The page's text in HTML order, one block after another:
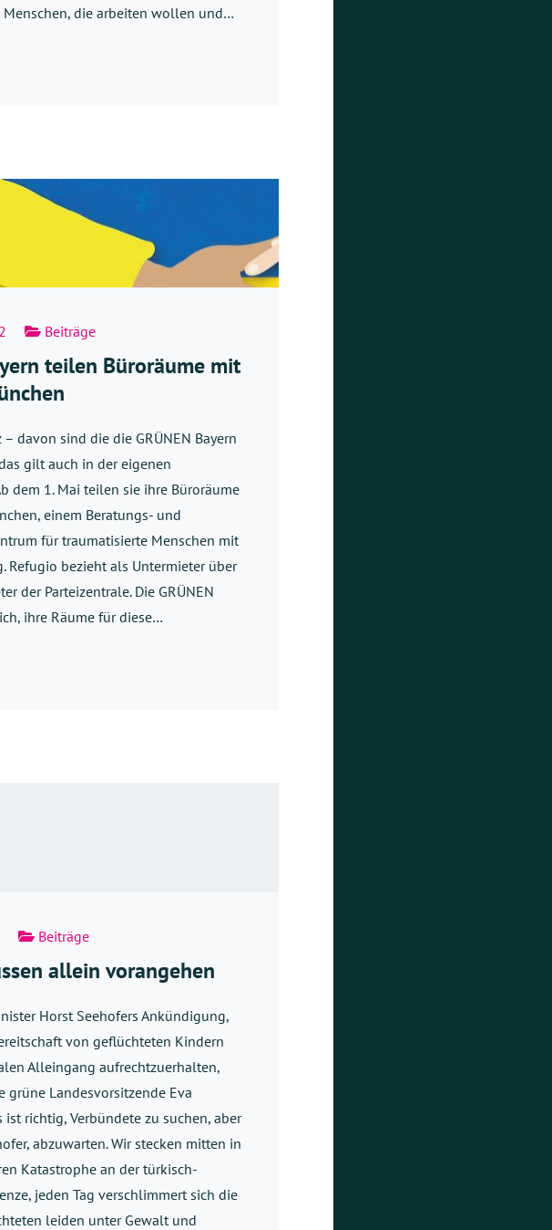
Menschen, die arbeiten wollen und…
Beiträge
teilen Büroräume mit
davon sind die die GRÜNEN Bayern
gilt auch in der eigenen
dem 1. Mai teilen sie ihre Büroräume
einem Beratungs- und
für traumatisierte Menschen mit
Refugio bezieht als Untermieter über
der Parteizentrale. Die GRÜNEN
ihre Räume für diese…
Beiträge
allein vorangehen
Horst Seehofers Ankündigung,
von geflüchteten Kindern
Alleingang aufrechtzuerhalten,
grüne Landesvorsitzende Eva
ist richtig, Verbündete zu suchen, aber
abzuwarten. Wir stecken mitten in
Katastrophe an der türkisch-
jeden Tag verschlimmert sich die
leiden unter Gewalt und